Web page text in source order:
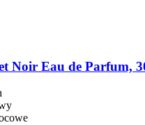
Noir Eau de Parfum,